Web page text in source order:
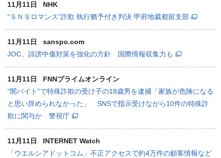
11月11日
NHK
“ＳＮＳロマンス”詐欺 執行猶予付き判決 甲府地裁都留支部
11月11日
sanspo.com
JOC、誹謗中傷対策を強化の方針 国際情報収集力も
11月11日
FNNプライムオンライン
“闇バイト”で特殊詐欺の受け子の18歳男を逮捕「家族が危険になる
と思い辞められなかった」 SNSで指示受けながら10件の特殊詐
欺に関与か 警視庁
11月11日
INTERNET Watch
「ウエルシアドットコム」不正アクセスで約4万件の顧客情報など